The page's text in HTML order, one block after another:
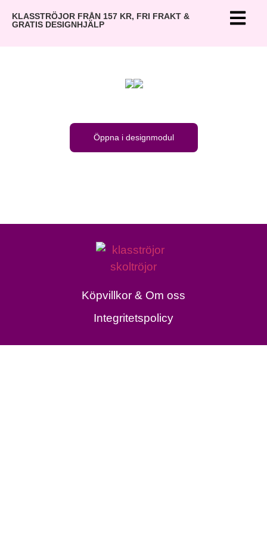
KLASSTRÖJOR FRÅN 157 KR, FRI FRAKT &
GRATIS DESIGNHJÄLP
Öppna i designmodul
Köpvillkor & Om oss
Integritetspolicy